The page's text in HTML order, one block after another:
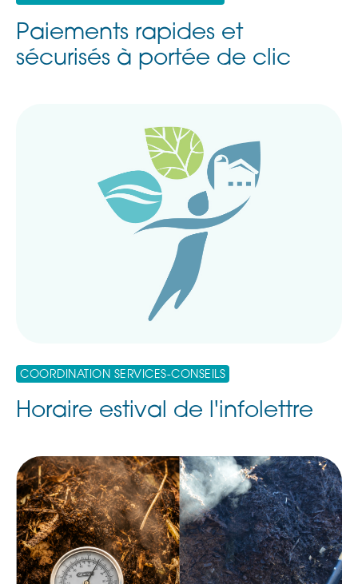
Paiements rapides et
sécurisés à portée de clic
COORDINATION SERVICES-CONSEILS
Horaire estival de l'infolettre